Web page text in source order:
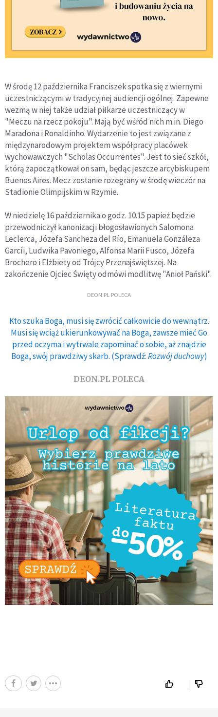
W środę 12 października Franciszek spotka się z wiernymi
uczestniczącymi w tradycyjnej audiencji ogólnej. Zapewne
wezmą w niej także udział piłkarze uczestniczący w
"Meczu na rzecz pokoju". Mają być wśród nich m.in. Diego
Maradona i Ronaldinho. Wydarzenie to jest związane z
międzynarodowym projektem współpracy placówek
wychowawczych "Scholas Occurrentes". Jest to sieć szkół,
którą zapoczątkował on sam, będąc jeszcze arcybiskupem
Buenos Aires. Mecz zostanie rozegrany w środę wieczór na
Stadionie Olimpijskim w Rzymie.
W niedzielę 16 października o godz. 10.15 papież będzie
przewodniczył kanonizacji błogosławionych Salomona
Leclerca, Józefa Sancheza del Río, Emanuela Gonzáleza
Garcíi, Ludwika Pavoniego, Alfonsa Marii Fusco, Józefa
Brochero i Elżbiety od Trójcy Przenajświętszej. Na
zakończenie Ojciec Święty odmówi modlitwę "Anioł Pański".
DEON.PL POLECA
Kto szuka Boga, musi się zwrócić całkowicie do wewnątrz.
Musi się wciąż ukierunkowywać na Boga, zawsze mieć Go
przed oczyma i wytrwale zapominać o sobie, aż znajdzie
Boga, swój prawdziwy skarb. (Sprawdź:Rozwój duchowy)
DEON.PL POLECA